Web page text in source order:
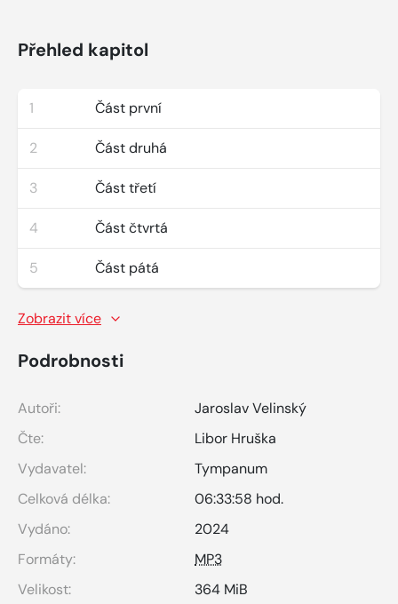
Přehled kapitol
1 Část první
2 Část druhá
3 Část třetí
4 Část čtvrtá
5 Část pátá
Zobrazit více
Podrobnosti
Autoři:
Jaroslav Velinský
Čte:
Libor Hruška
Vydavatel:
Tympanum
Celková délka:
06:33:58 hod.
Vydáno:
2024
Formáty:
MP3
Velikost:
364 MiB